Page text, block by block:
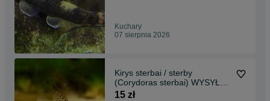
Kuchary
07 sierpnia 2026
Kirys sterbai / sterby
(Corydoras sterbai) WYSYŁKA
AKWAWIN
15 zł